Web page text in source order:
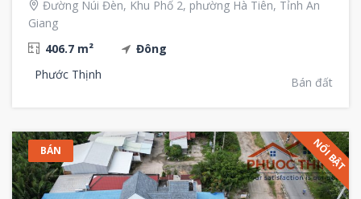
Đường Núi Đèn, Khu Phố 2, phường Hà Tiên, Tỉnh An
Giang
406.7 m²
Đông
Phước Thịnh
Bán đất
BÁN NỔI BẬT